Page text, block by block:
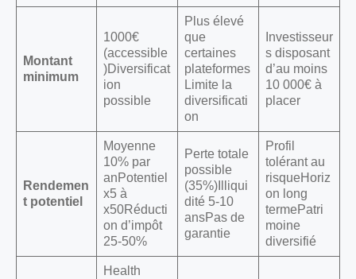
Montant
minimum
1000€
(accessible
)Diversificat
ion
possible
Plus élevé
que
certaines
plateformes
Limite la
diversificati
on
Investisseur
s disposant
d’au moins
10 000€ à
placer
Rendemen
t potentiel
Moyenne
10% par
anPotentiel
x5 à
x50Réducti
on d’impôt
25-50%
Perte totale
possible
(35%)Illiqui
dité 5-10
ansPas de
garantie
Profil
tolérant au
risqueHoriz
on long
termePatri
moine
diversifié
Health